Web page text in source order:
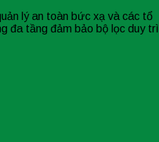
lý an toàn bức xạ và các tổ
đa tầng đảm bảo bộ lọc duy trì